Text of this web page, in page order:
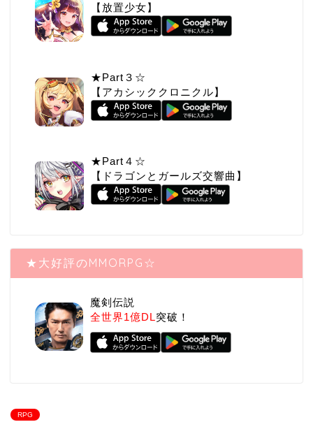
【放置少女】
★Part３☆
【アカシッククロニクル】
★Part４☆
【ドラゴンとガールズ交響曲】
★大好評のMMORPG☆
魔剣伝説
全世界1億DL突破！
RPG